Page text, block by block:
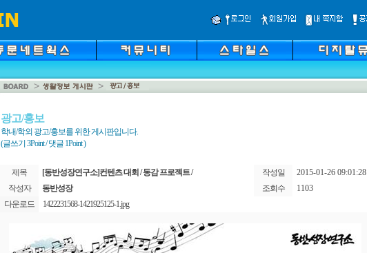
광고/홍보
학내/학외 광고/홍보를 위한 게시판입니다.
(글쓰기 3Point / 댓글 1Point )
제목 [동반성장연구소]컨텐츠 대회 / 동감 프로젝트 / 작성일
2015-01-26 09:01:28
작성자
동반성장 조회수
1103
다운로드
1422231568-1421925125-1.jpg